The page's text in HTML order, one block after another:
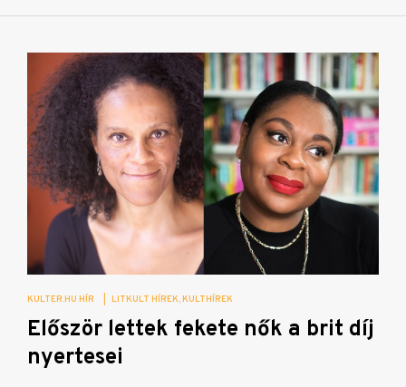
KULTER.HU HÍR LITKULT HÍREK KULTHÍREK
Először lettek fekete nők a brit díj
nyertesei